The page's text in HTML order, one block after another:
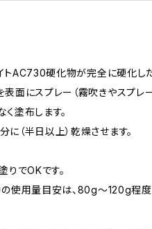
トAC730硬化物が完全に硬化し
表面にスプレー（霧吹きやスプレ
塗布します。
に（半日以上）乾燥させます。
りでOKです。
使用量目安は、80g～120g程度